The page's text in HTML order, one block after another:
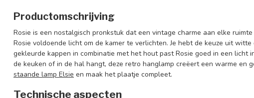
Productomschrijving
Rosie is een nostalgisch pronkstuk dat een vintage charme aan elke
Rosie voldoende licht om de kamer te verlichten. Je hebt de keuze uit
gekleurde kappen in combinatie met het hout past Rosie goed in een licht
de keuken of in de hal hangt, deze retro hanglamp creëert een warme en
staande lamp Elsie en maak het plaatje compleet.
Technische aspecten